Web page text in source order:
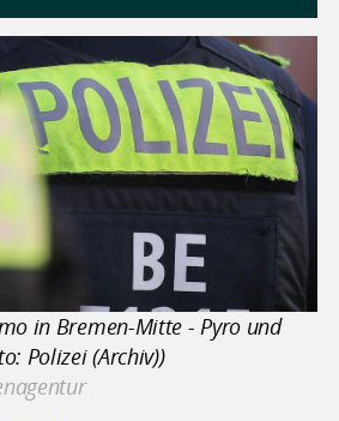
in Bremen-Mitte - Pyro und
Polizei (Archiv))